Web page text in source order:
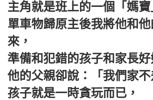
主角就是班上的一個「媽寶
單車物歸原主後我將他和他
來，
準備和犯錯的孩子和家長好
他的父親卻說：「我們家不
孩子就是一時貪玩而已，